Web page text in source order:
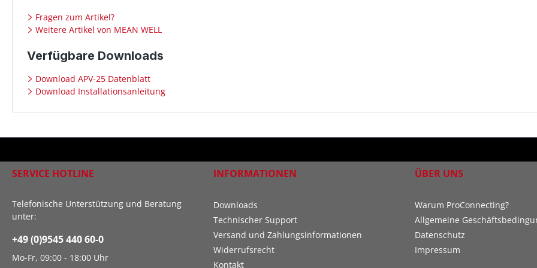
Fragen zum Artikel?
Weitere Artikel von MEAN WELL
Verfügbare Downloads
Download APV-25 Datenblatt
Download Installationsanleitung
SERVICE HOTLINE
Telefonische Unterstützung und Beratung
unter:
+49 (0)9545 440 60-0
Mo-Fr, 09:00 - 18:00 Uhr
INFORMATIONEN
Downloads
Technischer Support
Versand und Zahlungsinformationen
Widerrufsrecht
Kontakt
ÜBER UNS
Warum ProConnecting?
Allgemeine
Datenschutz
Impressum